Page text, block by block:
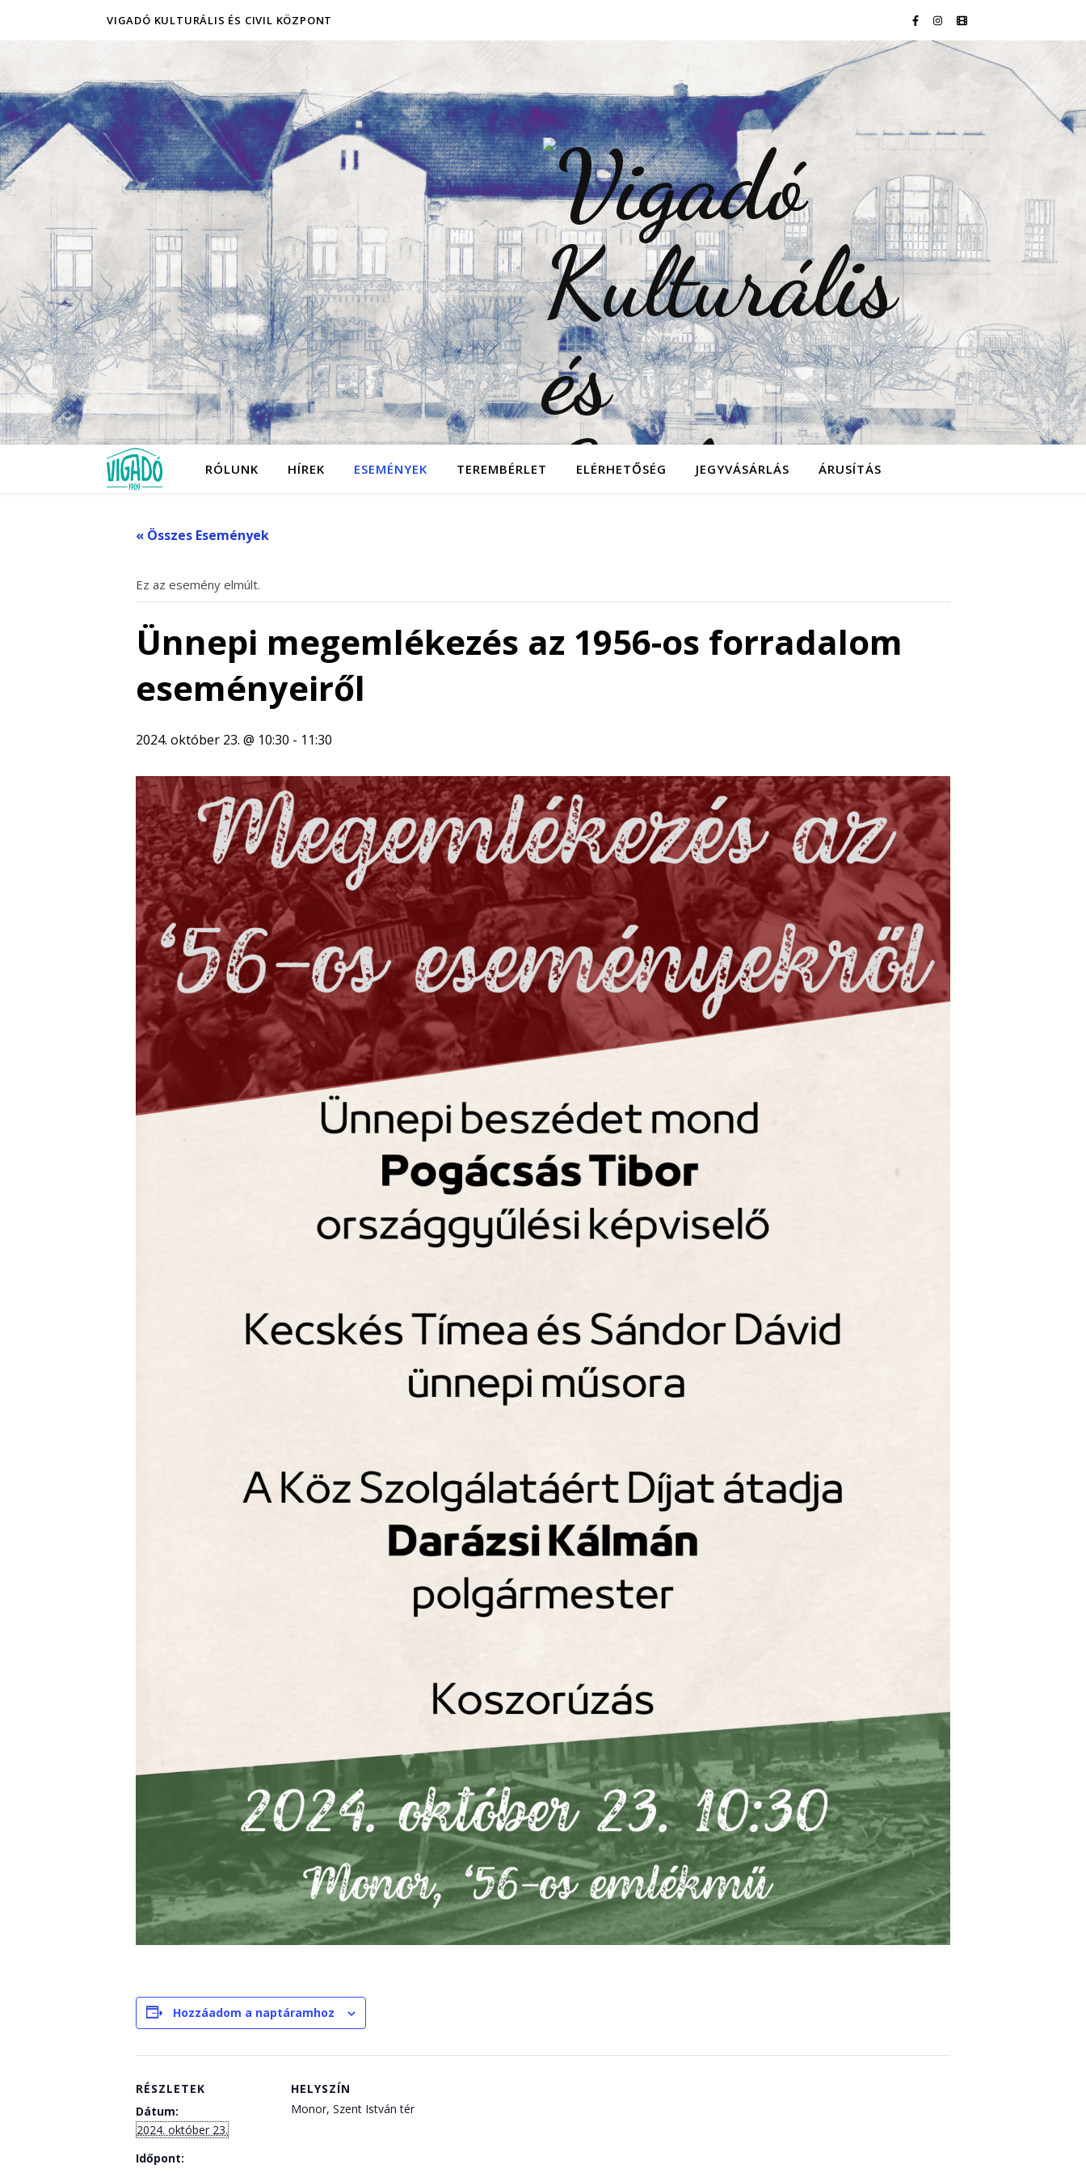
VIGADÓ KULTURÁLIS ÉS CIVIL KÖZPONT
RÓLUNK HÍREK ESEMÉNYEK TEREMBÉRLET ELÉRHETŐSÉG JEGYVÁSÁRLÁS ÁRUSÍTÁS
« Összes Események
Ez az esemény elmúlt.
Ünnepi megemlékezés az 1956-os forradalom
eseményeiről
2024. október 23. @ 10:30 - 11:30
Hozzáadom a naptáramhoz
RÉSZLETEK
Dátum:
2024. október 23.
Időpont:
HELYSZÍN
Monor, Szent István tér